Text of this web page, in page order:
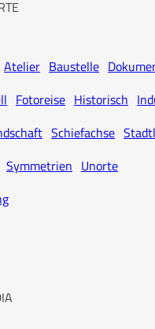
Atelier Baustelle
Fotoreise Historisch
Schiefachse
Symmetrien Unorte